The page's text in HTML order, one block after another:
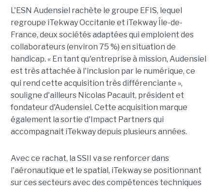
L'ESN Audensiel rachète le groupe EFIS, lequel
regroupe iTekway Occitanie et iTekway Île-de-
France, deux sociétés adaptées qui emploient des
collaborateurs (environ 75 %) en situation de
handicap. « En tant qu'entreprise à mission, Audensiel
est très attachée à l'inclusion par le numérique, ce
qui rend cette acquisition très différenciante »,
souligne d'ailleurs Nicolas Pacault, président et
fondateur d'Audensiel. Cette acquisition marque
également la sortie d'Impact Partners qui
accompagnait iTekway depuis plusieurs années.
Avec ce rachat, la SSII va se renforcer dans
l'aéronautique et le spatial, iTekway se positionnant
sur ces secteurs avec des compétences techniques